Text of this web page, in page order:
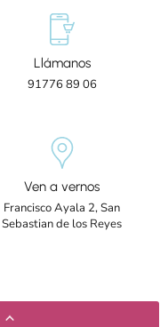
Llámanos
91776 89 06
Ven a vernos
Francisco Ayala 2, San
Sebastian de los Reyes